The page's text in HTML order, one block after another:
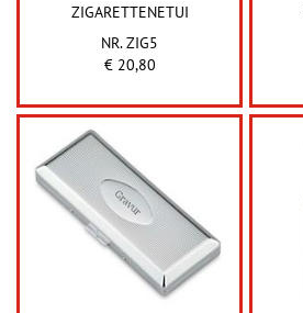
ZIGARETTENETUI
NR. ZIG5
€ 20,80